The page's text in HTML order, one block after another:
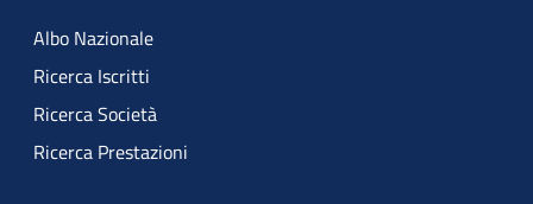
Albo Nazionale
Ricerca Iscritti
Ricerca Società
Ricerca Prestazioni